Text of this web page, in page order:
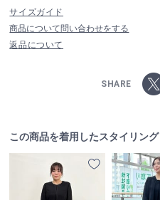
サイズガイド
商品について問い合わせをする
返品について
SHARE
この商品を着用したスタイリング